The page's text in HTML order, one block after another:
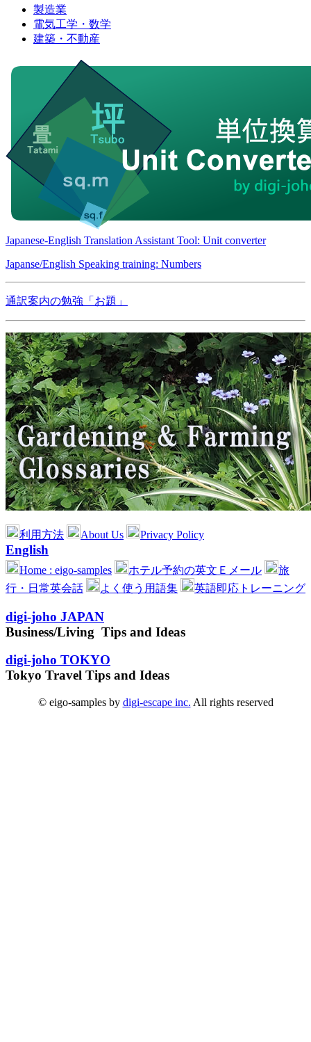
製造業
電気工学・数学
建築・不動産
Japanese-English Translation Assistant Tool: Unit converter
Japanse/English Speaking training: Numbers
通訳案内の勉強「お題」
利用方法 About Us Privacy Policy
English
Home : eigo-samples ホテル予約の英文Ｅメール
旅
行・日常英会話
よく使う用語集 英語即応トレーニング
digi-joho JAPAN
Business/Living Tips and Ideas
digi-joho TOKYO
Tokyo Travel Tips and Ideas
© eigo-samples by digi-escape inc. All rights reserved